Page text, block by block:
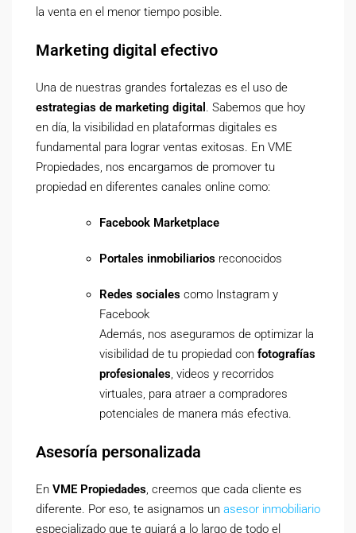
la venta en el menor tiempo posible.
Marketing digital efectivo
Una de nuestras grandes fortalezas es el uso de
estrategias de marketing digital . Sabemos que hoy
en día, la visibilidad en plataformas digitales es
fundamental para lograr ventas exitosas. En VME
Propiedades, nos encargamos de promover tu
propiedad en diferentes canales online como:
Facebook Marketplace
Portales inmobiliarios reconocidos
Redes sociales como Instagram y
Facebook
Además, nos aseguramos de optimizar la
visibilidad de tu propiedad con fotografías
profesionales, videos y recorridos
virtuales, para atraer a compradores
potenciales de manera más efectiva.
Asesoría personalizada
En VME Propiedades, creemos que cada cliente es
diferente. Por eso, te asignamos un asesor inmobiliario
especializado que te guiará a lo largo de todo el